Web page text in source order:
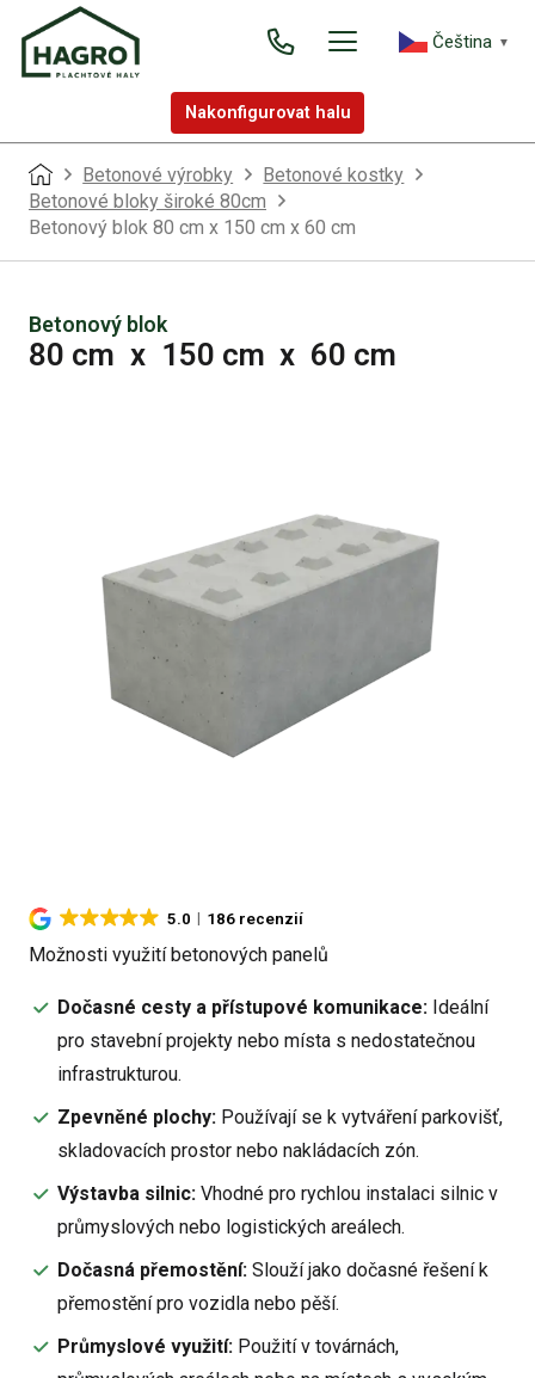
Čeština‎ ▼
Nakonfigurovat halu
Betonové výrobky
Betonové kostky
Betonové bloky široké 80cm
Betonový blok 80 cm x 150 cm x 60 cm
Betonový blok
80 cm x 150 cm x 60 cm
5.0 186 recenzií
Možnosti využití betonových panelů
Dočasné cesty a přístupové komunikace: Ideální
pro stavební projekty nebo místa s nedostatečnou
infrastrukturou.
Zpevněné plochy: Používají se k vytváření parkovišť,
skladovacích prostor nebo nakládacích zón.
Výstavba silnic: Vhodné pro rychlou instalaci silnic v
průmyslových nebo logistických areálech.
Dočasná přemostění: Slouží jako dočasné řešení k
přemostění pro vozidla nebo pěší.
Průmyslové využití: Použití v továrnách,